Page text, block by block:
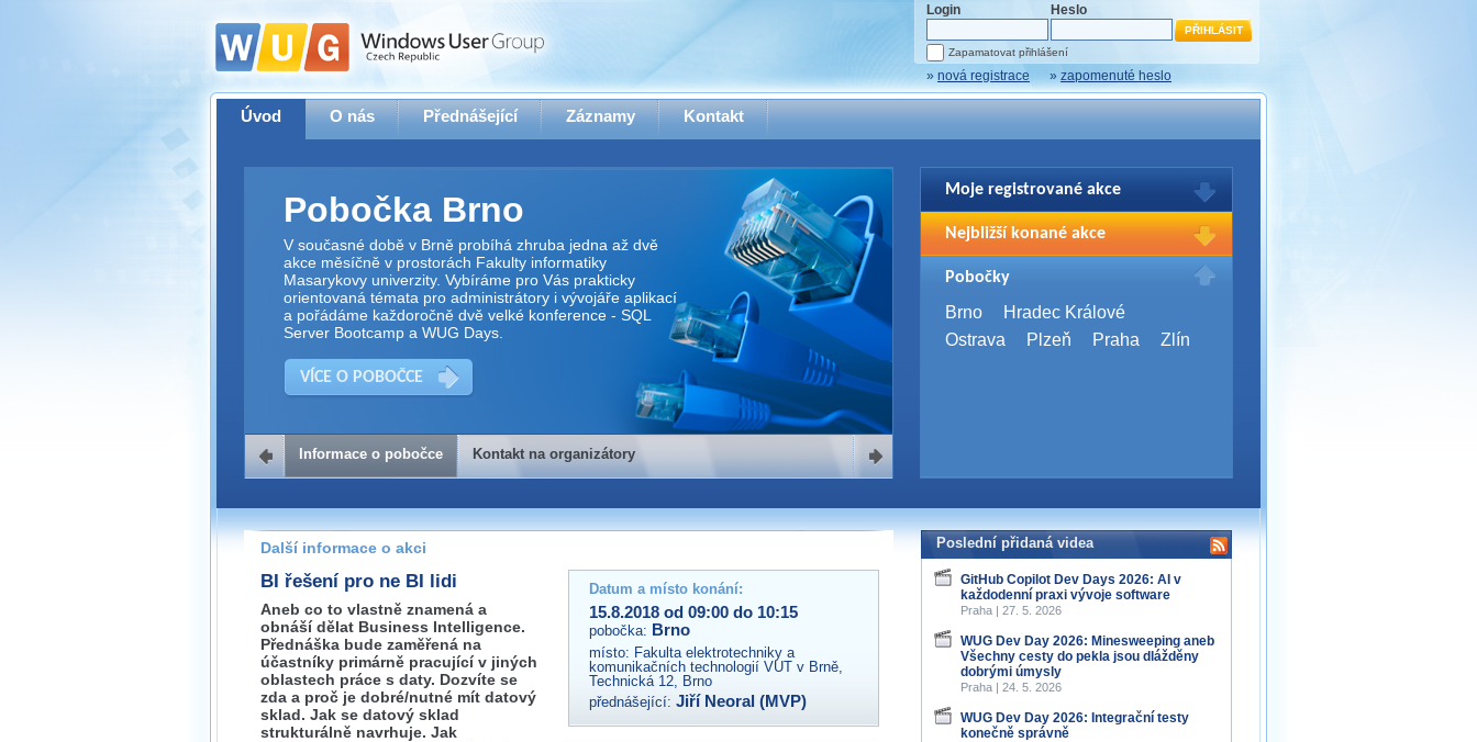
Login Heslo
Zapamatovat přihlášení
» nová registrace » zapomenuté heslo
Úvod O nás Přednášející Záznamy Kontakt
Pobočka Brno
V současné době v Brně probíhá zhruba jedna až dvě
akce měsíčně v prostorách Fakulty informatiky
Masarykovy univerzity. Vybíráme pro Vás prakticky
orientovaná témata pro administrátory i vývojáře aplikací
a pořádáme každoročně dvě velké konference - SQL
Server Bootcamp a WUG Days.
VÍCE O POBOČCE
Kontakt na organizátory
Pokud máte jakýkoliv dotaz na organizátory této akce,
prosím neváhejte nás kontaktovat na e-mailu:
brno@wug.cz
Informace o pobočce Kontakt na organizátory
Moje registrované akce
Pro zobrazení Vašich registrací na akce
se prosím přihlašte.
Nejbližší konané akce
WUG Days 2026
4. 9. 2026,Brno
SQL Server Bootcamp 2026
Pobočky
Brno
Hradec Králové
Ostrava
Plzeň Praha Zlín
Další informace o akci
BI řešení pro ne BI lidi
Aneb co to vlastně znamená a
obnáší dělat Business Intelligence.
Přednáška bude zaměřená na
účastníky primárně pracující v jiných
oblastech práce s daty. Dozvíte se
zda a proč je dobré/nutné mít datový
sklad. Jak se datový sklad
strukturálně navrhuje. Jak
Datum a místo konání:
15.8.2018 od 09:00 do 10:15
pobočka: Brno
místo: Fakulta elektrotechniky a
komunikačních technologií VUT v Brně,
Technická 12, Brno
přednášející: Jiří Neoral (MVP)
Poslední přidaná videa
GitHub Copilot Dev Days 2026: AI v
každodenní praxi vývoje software
Praha | 27. 5. 2026
WUG Dev Day 2026: Minesweeping aneb
Všechny cesty do pekla jsou dlážděny
dobrými úmysly
Praha | 24. 5. 2026
WUG Dev Day 2026: Integrační testy
konečně správně